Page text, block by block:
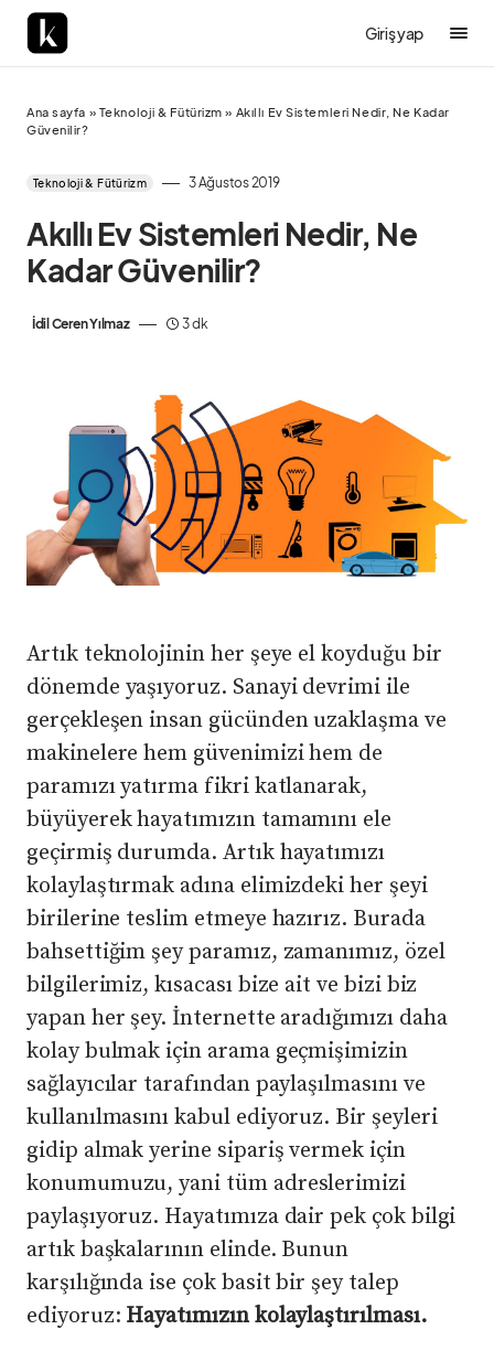
Giriş yap
Ana sayfa » Teknoloji & Fütürizm » Akıllı Ev Sistemleri Nedir, Ne Kadar
Güvenilir?
Teknoloji & Fütürizm 3 Ağustos 2019
Akıllı Ev Sistemleri Nedir, Ne
Kadar Güvenilir?
İdil Ceren Yılmaz 3 dk
Artık teknolojinin her şeye el koyduğu bir
dönemde yaşıyoruz. Sanayi devrimi ile
gerçekleşen insan gücünden uzaklaşma ve
makinelere hem güvenimizi hem de
paramızı yatırma fikri katlanarak,
büyüyerek hayatımızın tamamını ele
geçirmiş durumda. Artık hayatımızı
kolaylaştırmak adına elimizdeki her şeyi
birilerine teslim etmeye hazırız. Burada
bahsettiğim şey paramız, zamanımız, özel
bilgilerimiz, kısacası bize ait ve bizi biz
yapan her şey. İnternette aradığımızı daha
kolay bulmak için arama geçmişimizin
sağlayıcılar tarafından paylaşılmasını ve
kullanılmasını kabul ediyoruz. Bir şeyleri
gidip almak yerine sipariş vermek için
konumumuzu, yani tüm adreslerimizi
paylaşıyoruz. Hayatımıza dair pek çok bilgi
artık başkalarının elinde. Bunun
karşılığında ise çok basit bir şey talep
ediyoruz: Hayatımızın kolaylaştırılması.